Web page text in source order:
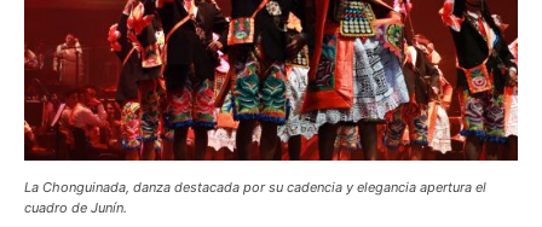
La Chonguinada, danza destacada por su cadencia y elegancia apertura el
cuadro de Junín.